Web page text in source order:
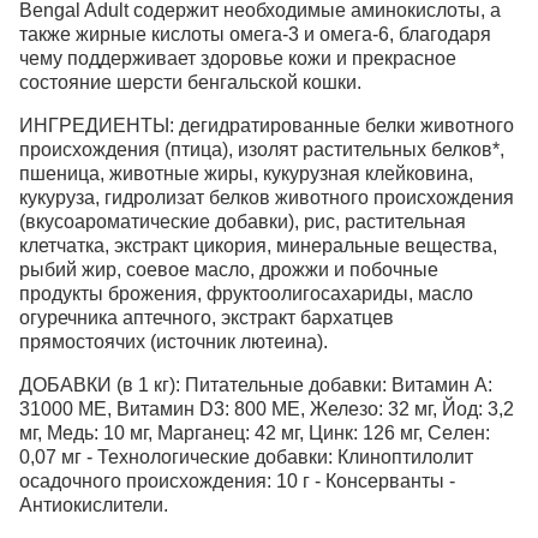
Bengal Adult содержит необходимые аминокислоты, а
также жирные кислоты омега-3 и омега-6, благодаря
чему поддерживает здоровье кожи и прекрасное
состояние шерсти бенгальской кошки.
ИНГРЕДИЕНТЫ: дегидратированные белки животного
происхождения (птица), изолят растительных белков*,
пшеница, животные жиры, кукурузная клейковина,
кукуруза, гидролизат белков животного происхождения
(вкусоароматические добавки), рис, растительная
клетчатка, экстракт цикория, минеральные вещества,
рыбий жир, соевое масло, дрожжи и побочные
продукты брожения, фруктоолигосахариды, масло
огуречника аптечного, экстракт бархатцев
прямостоячих (источник лютеина).
ДОБАВКИ (в 1 кг): Питательные добавки: Витамин A:
31000 ME, Витамин D3: 800 ME, Железо: 32 мг, Йод: 3,2
мг, Медь: 10 мг, Марганец: 42 мг, Цинк: 126 мг, Ceлeн:
0,07 мг - Технологические добавки: Клиноптилолит
осадочного происхождения: 10 г - Консерванты -
Антиокислители.